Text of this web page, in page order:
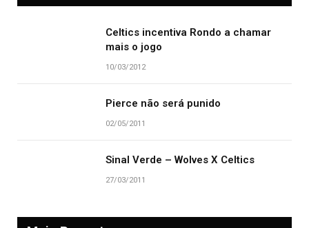
Celtics incentiva Rondo a chamar
mais o jogo
10/03/2012
Pierce não será punido
02/05/2011
Sinal Verde – Wolves X Celtics
27/03/2011